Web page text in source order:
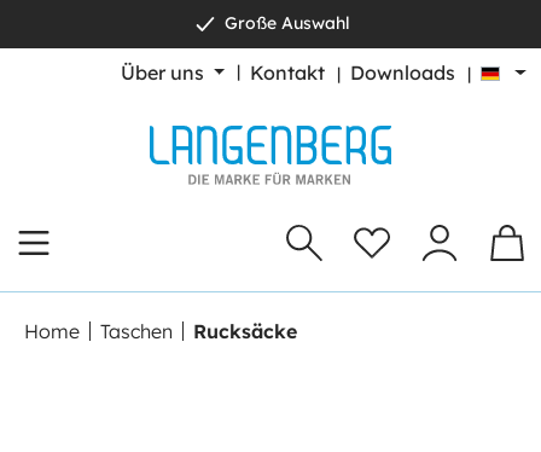
Große Auswahl
Über uns Kontakt Downloads
Home Taschen Rucksäcke